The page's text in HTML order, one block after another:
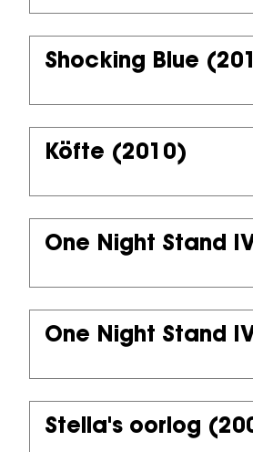
Shocking Blue
Köfte (2010)
One Night Stand
One Night Stand
Stella's oorlog